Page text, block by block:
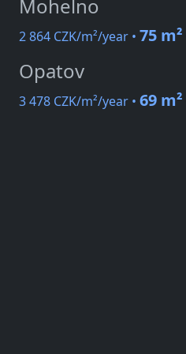
Mohelno
2 864 CZK/m²/year • 75 m²
Opatov
3 478 CZK/m²/year • 69 m²